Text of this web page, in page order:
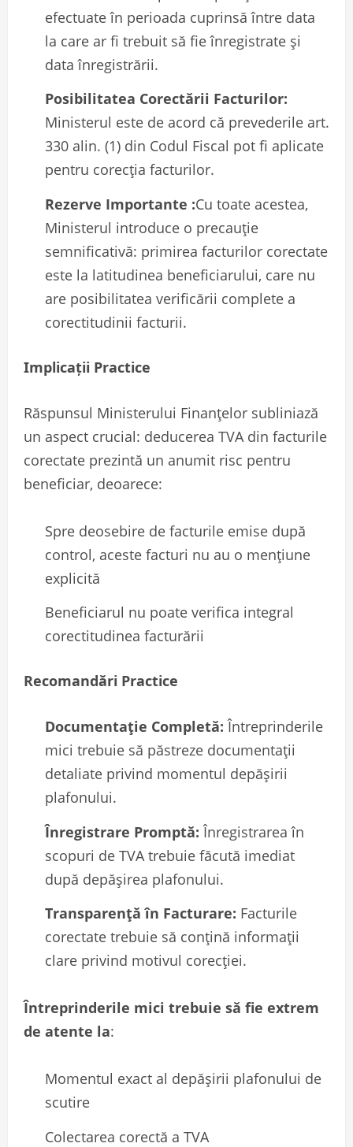
efectuate în perioada cuprinsă între data
la care ar fi trebuit să fie înregistrate și
data înregistrării.
Posibilitatea Corectării Facturilor:
Ministerul este de acord că prevederile art.
330 alin. (1) din Codul Fiscal pot fi aplicate
pentru corecția facturilor.
Rezerve Importante :Cu toate acestea,
Ministerul introduce o precauție
semnificativă: primirea facturilor corectate
este la latitudinea beneficiarului, care nu
are posibilitatea verificării complete a
corectitudinii facturii.
Implicații Practice
Răspunsul Ministerului Finanțelor subliniază
un aspect crucial: deducerea TVA din facturile
corectate prezintă un anumit risc pentru
beneficiar, deoarece:
Spre deosebire de facturile emise după
control, aceste facturi nu au o mențiune
explicită
Beneficiarul nu poate verifica integral
corectitudinea facturării
Recomandări Practice
Documentație Completă: Întreprinderile
mici trebuie să păstreze documentații
detaliate privind momentul depășirii
plafonului.
Înregistrare Promptă: Înregistrarea în
scopuri de TVA trebuie făcută imediat
după depășirea plafonului.
Transparență în Facturare: Facturile
corectate trebuie să conțină informații
clare privind motivul corecției.
Întreprinderile mici trebuie să fie extrem
de atente la:
Momentul exact al depășirii plafonului de
scutire
Colectarea corectă a TVA